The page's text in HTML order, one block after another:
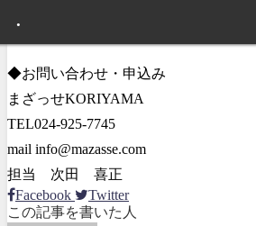
.
◆お問い合わせ・申込み
まざっせKORIYAMA
TEL024-925-7745
mail info@mazasse.com
担当 次田 喜正
Facebook
Twitter
この記事を書いた人